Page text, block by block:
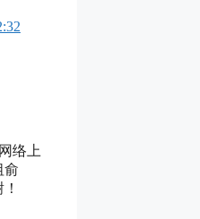
络上
俞